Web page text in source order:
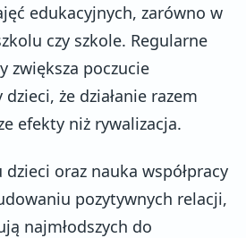
edukacyjnych, zarówno w
czy szkole. Regularne
zwiększa poczucie
że działanie razem
efekty niż rywalizacja.
oraz nauka współpracy
pozytywnych relacji,
najmłodszych do